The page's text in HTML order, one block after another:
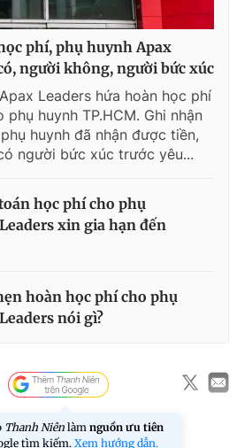
phí, phụ huynh Apax
người không, người bức xúc
Leaders hứa hoàn học phí
huynh TP.HCM. Ghi nhận
huynh đã nhận được tiền,
người bức xúc trước yêu...
học phí cho phụ
xin gia hạn đến
hoàn học phí cho phụ
nói gì?
Thanh Niên làm nguồn ưu tiên
tìm kiếm.Xem hướng dẫn.